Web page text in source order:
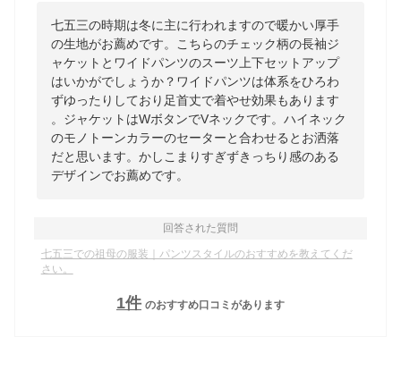
七五三の時期は冬に主に行われますので暖かい厚手
の生地がお薦めです。こちらのチェック柄の長袖ジ
ャケットとワイドパンツのスーツ上下セットアップ
はいかがでしょうか？ワイドパンツは体系をひろわ
ずゆったりしており足首丈で着やせ効果もあります
。ジャケットはWボタンでVネックです。ハイネック
のモノトーンカラーのセーターと合わせるとお洒落
だと思います。かしこまりすぎずきっちり感のある
デザインでお薦めです。
回答された質問
七五三での祖母の服装｜パンツスタイルのおすすめを教えてくだ
さい。
1件 のおすすめ口コミがあります